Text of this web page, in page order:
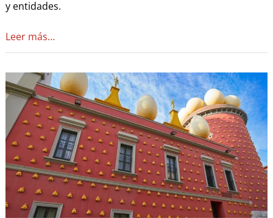
y entidades.
Leer más…
en
moto
por
la
Costa
Brava:
de
Figueres
a